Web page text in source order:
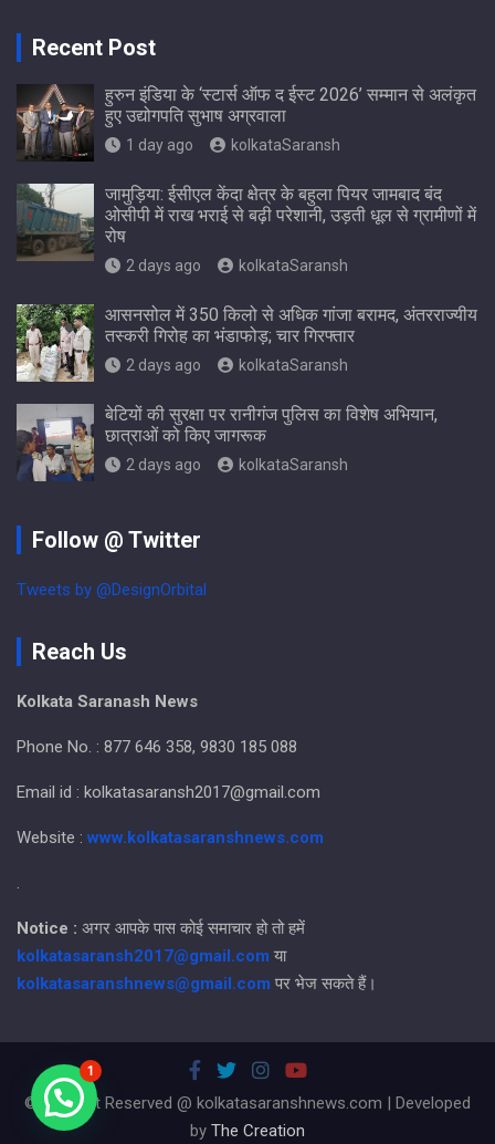
Recent Post
हुरुन इंडिया के ‘स्टार्स ऑफ द ईस्ट 2026’ सम्मान से अलंकृत
हुए उद्योगपति सुभाष अग्रवाला
1 day ago kolkataSaransh
जामुड़िया: ईसीएल केंदा क्षेत्र के बहुला पियर जामबाद बंद
ओसीपी में राख भराई से बढ़ी परेशानी, उड़ती धूल से ग्रामीणों में
रोष
2 days ago kolkataSaransh
आसनसोल में 350 किलो से अधिक गांजा बरामद, अंतरराज्यीय
तस्करी गिरोह का भंडाफोड़; चार गिरफ्तार
2 days ago kolkataSaransh
बेटियों की सुरक्षा पर रानीगंज पुलिस का विशेष अभियान,
छात्राओं को किए जागरूक
2 days ago kolkataSaransh
Follow @ Twitter
Tweets by @DesignOrbital
Reach Us
Kolkata Saranash News
Phone No. : 877 646 358, 9830 185 088
Email id : kolkatasaransh2017@gmail.com
Website : www.kolkatasaranshnews.com
.
Notice : अगर आपके पास कोई समाचार हो तो हमें
kolkatasaransh2017@gmail.com या
kolkatasaranshnews@gmail.com पर भेज सकते हैं।
© All Right Reserved @ kolkatasaranshnews.com | Developed
by The Creation
1